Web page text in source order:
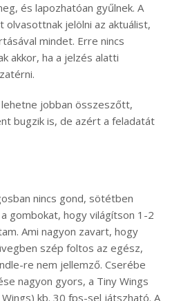
és lapozhatóan gyűlnek. A
olvasottnak jelölni az aktuálist,
mindet. Erre nincs
akkor, ha a jelzés alatti
jobban összeszőtt,
bugzik is, de azért a feladatát
nincs gond, sötétben
gombokat, hogy világítson 1-2
Ami nagyon zavart, hogy
szép foltos az egész,
re nem jellemző. Cserébe
nagyon gyors, a Tiny Wings
kb. 30 fps-sel játszható. A